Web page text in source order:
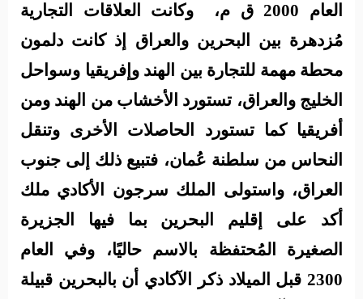
العام 2000 ق م،
وكانت العلاقات التجارية
مُزدهرة بين البحرين والعراق إذ كانت دلمون
محطة مهمة للتجارة بين الهند وإفريقيا وسواحل
الخليج والعراق، تستورد الأخشاب من الهند ومن
أفريقيا كما تستورد الحاصلات الأخرى وتنقل
النحاس من سلطنة عُمان، فتبيع ذلك إلى جنوب
العراق، واستولى الملك سرجون الأكادي ملك
أكد على إقليم البحرين بما فيها الجزيرة
الصغيرة المُحتفظة بالاسم حاليًا، وفي العام
2300 قبل الميلاد ذكر الآكادي أن بالبحرين قبيلة